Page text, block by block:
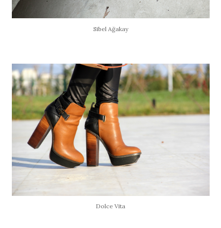
Sibel Ağakay
Dolce Vita